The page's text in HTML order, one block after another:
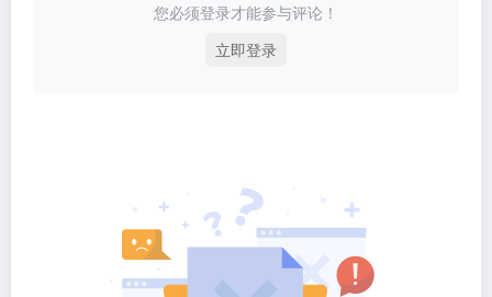
您必须登录才能参与评论！
立即登录